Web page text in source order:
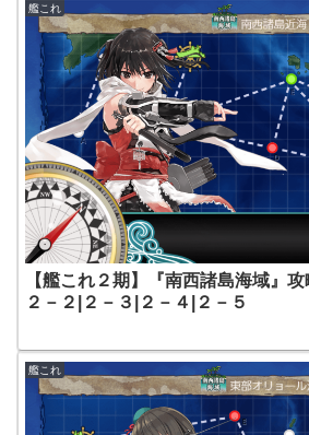
艦これ
【艦これ２期】『南西諸島海域』攻
２－２|２－３|２－４|２－５
艦これ